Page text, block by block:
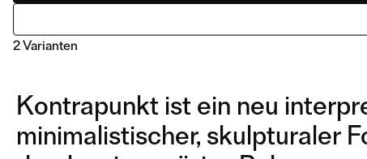
2 Varianten
Kontrapunkt ist ein neu
minimalistischer, skulpturaler